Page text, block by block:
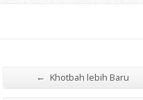
← Khotbah lebih Baru